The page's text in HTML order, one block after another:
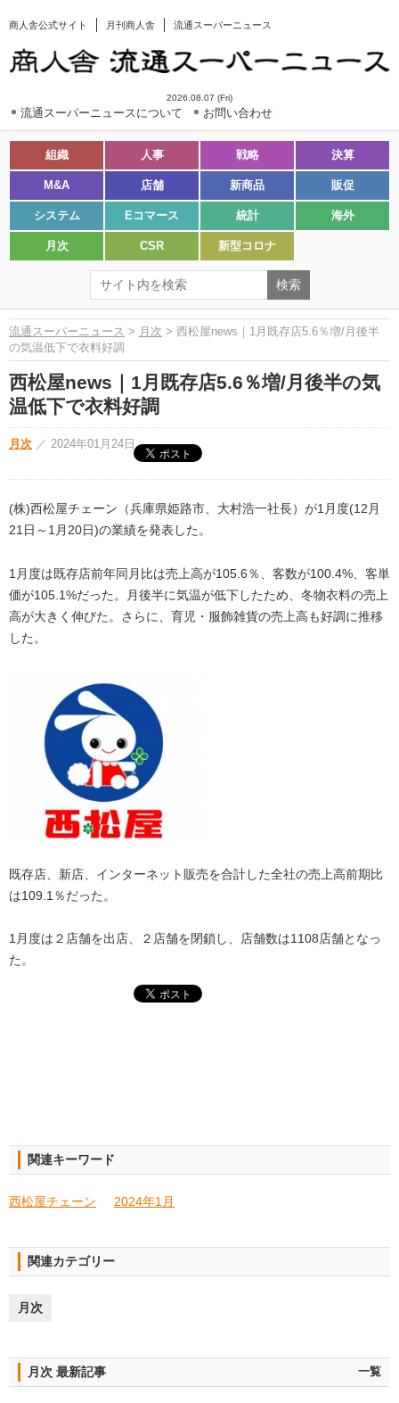
商人舎公式サイト 月刊商人舎 流通スーパーニュース
2026.08.07 (Fri)
流通スーパーニュースについて お問い合わせ
組織 人事 戦略 決算
M&A 店舗 新商品 販促
システム Eコマース 統計 海外
月次 CSR 新型コロナ
流通スーパーニュース > 月次 > 西松屋news｜1月既存店5.6％増/月後半
の気温低下で衣料好調
西松屋news｜1月既存店5.6％増/月後半の気
温低下で衣料好調
月次 ／ 2024年01月24日
(株)西松屋チェーン（兵庫県姫路市、大村浩一社長）が1月度(12月
21日～1月20日)の業績を発表した。
1月度は既存店前年同月比は売上高が105.6％、客数が100.4%、客単
価が105.1%だった。月後半に気温が低下したため、冬物衣料の売上
高が大きく伸びた。さらに、育児・服飾雑貨の売上高も好調に推移
した。
既存店、新店、インターネット販売を合計した全社の売上高前期比
は109.1％だった。
1月度は２店舗を出店、２店舗を閉鎖し、店舗数は1108店舗となっ
た。
関連キーワード
西松屋チェーン 2024年1月
関連カテゴリー
月次
月次 最新記事 一覧